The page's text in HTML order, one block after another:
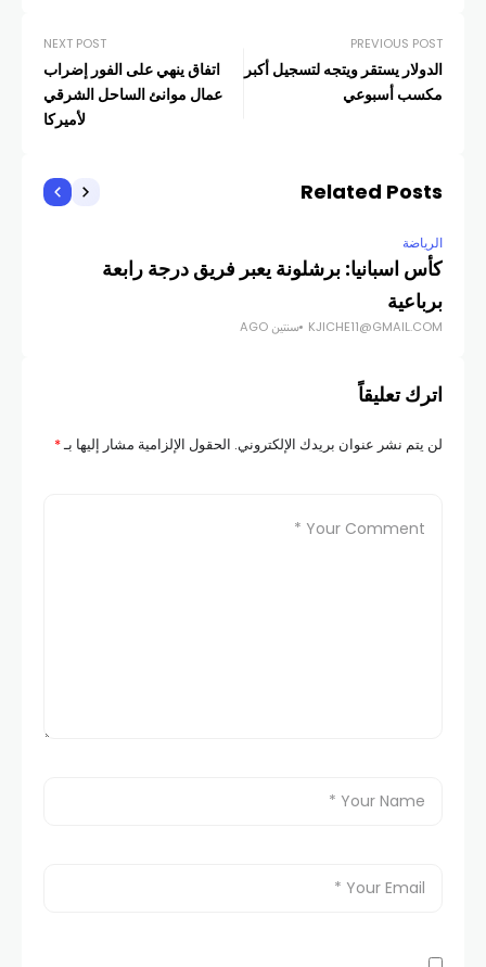
PREVIOUS POST
الدولار يستقر ويتجه لتسجيل أكبر
مكسب أسبوعي
NEXT POST
اتفاق ينهي على الفور إضراب
عمال موانئ الساحل الشرقي
لأميركا
Related Posts
الرياضة
كأس اسبانيا: برشلونة يعبر فريق درجة رابعة
برباعية
KJICHE11@GMAIL.COM سنتين AGO
اترك تعليقاً
لن يتم نشر عنوان بريدك الإلكتروني. الحقول الإلزامية مشار إليها بـ*